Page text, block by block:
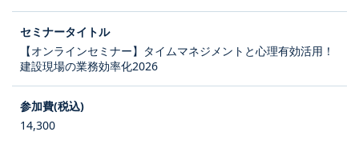
【オンラインセミナー】タイムマネジメントと心理有効活用！
建設現場の業務効率化2026
14,300